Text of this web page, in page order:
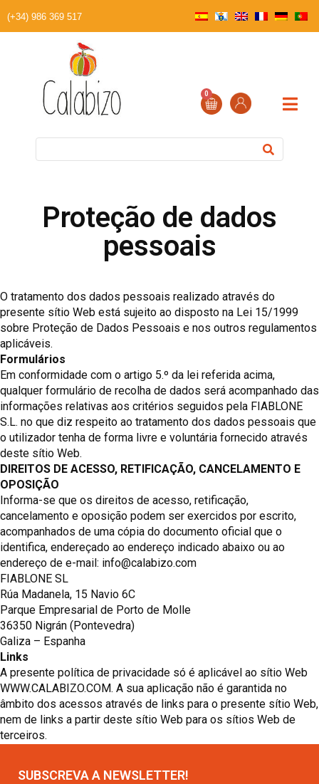
(+34) 986 369 517
0
Proteção de dados
pessoais
O tratamento dos dados pessoais realizado através do
presente sítio Web está sujeito ao disposto na Lei 15/1999
sobre Proteção de Dados Pessoais e nos outros regulamentos
aplicáveis.
Formulários
Em conformidade com o artigo 5.º da lei referida acima,
qualquer formulário de recolha de dados será acompanhado das
informações relativas aos critérios seguidos pela FIABLONE
S.L. no que diz respeito ao tratamento dos dados pessoais que
o utilizador tenha de forma livre e voluntária fornecido através
deste sítio Web.
DIREITOS DE ACESSO, RETIFICAÇÃO, CANCELAMENTO E
OPOSIÇÃO
Informa-se que os direitos de acesso, retificação,
cancelamento e oposição podem ser exercidos por escrito,
acompanhados de uma cópia do documento oficial que o
identifica, endereçado ao endereço indicado abaixo ou ao
endereço de e-mail: info@calabizo.com
FIABLONE SL
Rúa Madanela, 15 Navio 6C
Parque Empresarial de Porto de Molle
36350 Nigrán (Pontevedra)
Galiza – Espanha
Links
A presente política de privacidade só é aplicável ao sítio Web
WWW.CALABIZO.COM. A sua aplicação não é garantida no
âmbito dos acessos através de links para o presente sítio Web,
nem de links a partir deste sítio Web para os sítios Web de
terceiros.
SUBSCREVA A NEWSLETTER!